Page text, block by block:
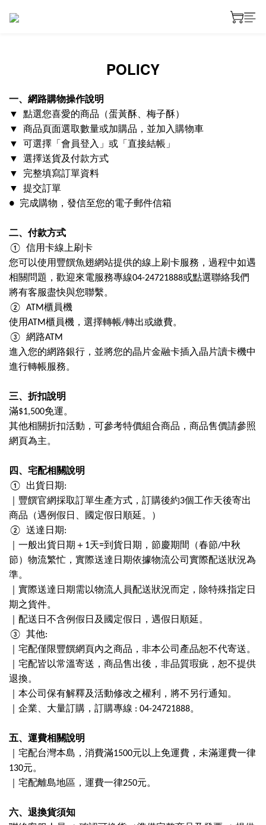
POLICY
一、網路購物操作說明
▼
點選您喜愛的商品（蛋黃酥、梅子酥）
▼
商品頁面選取數量或加購品，並加入購物車
▼
可選擇「會員登入」或「直接結帳」
▼
選擇送貨及付款方式
▼
完整填寫訂單資料
▼
提交訂單
●
完成購物，發信至您的電子郵件信箱
二、付款方式
①
信用卡線上刷卡
您可以使用豐饌魚翅網站提供的線上刷卡服務，過程中如遇
相關問題，歡迎來電服務專線04-24721888或點選聯絡我們
將有客服盡快與您聯繫。
②
ATM櫃員機
使用ATM櫃員機，選擇轉帳/轉出或繳費。
③
網路ATM
進入您的網路銀行，並將您的晶片金融卡插入晶片讀卡機中
進行轉帳服務。
三、折扣說明
滿$1,500免運。
其他相關折扣活動，可參考特價組合商品，商品售價請參照
網頁為主。
四、宅配相關說明
①
出貨日期:
｜豐饌官網採取訂單生產方式，訂購後約3個工作天後寄出
商品（遇例假日、國定假日順延。）
②
送達日期:
｜一般出貨日期＋1天=到貨日期，節慶期間（春節/中秋
節）物流繁忙，實際送達日期依據物流公司實際配送狀況為
準。
｜實際送達日期需以物流人員配送狀況而定，除特殊指定日
期之貨件。
｜配送日不含例假日及國定假日，遇假日順延。
③
其他:
｜宅配僅限豐饌網頁內之商品，非本公司產品恕不代寄送。
｜宅配皆以常溫寄送，商品售出後，非品質瑕疵，恕不提供
退換。
｜本公司保有解釋及活動修改之權利，將不另行通知。
｜企業、大量訂購，訂購專線 : 04-24721888。
五、運費相關說明
｜宅配台灣本島，消費滿1500元以上免運費，未滿運費一律
130元。
｜宅配離島地區，運費一律250元。
六、退換貨須知